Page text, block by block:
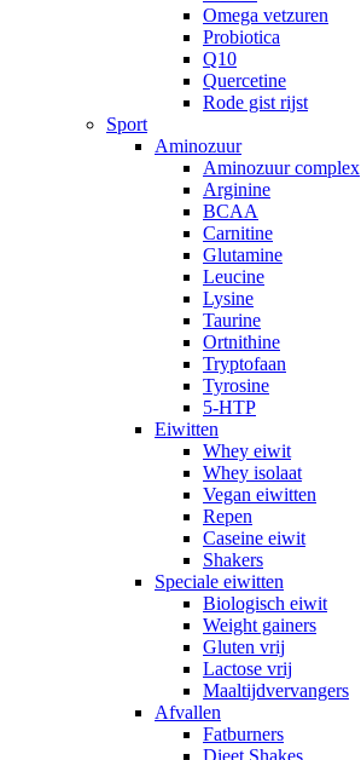
Omega vetzuren
Probiotica
Q10
Quercetine
Rode gist rijst
Sport
Aminozuur
Aminozuur complex
Arginine
BCAA
Carnitine
Glutamine
Leucine
Lysine
Taurine
Ortnithine
Tryptofaan
Tyrosine
5-HTP
Eiwitten
Whey eiwit
Whey isolaat
Vegan eiwitten
Repen
Caseine eiwit
Shakers
Speciale eiwitten
Biologisch eiwit
Weight gainers
Gluten vrij
Lactose vrij
Maaltijdvervangers
Afvallen
Fatburners
Dieet Shakes